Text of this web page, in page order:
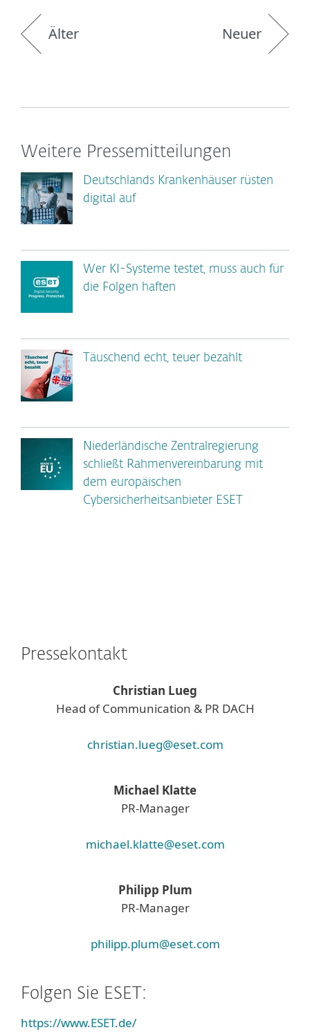
Älter Neuer
Weitere Pressemitteilungen
Deutschlands Krankenhäuser rüsten
digital auf
Wer KI-Systeme testet, muss auch für
die Folgen haften
Täuschend echt, teuer bezahlt
Niederländische Zentralregierung
schließt Rahmenvereinbarung mit
dem europäischen
Cybersicherheitsanbieter ESET
Pressekontakt
Christian Lueg
Head of Communication & PR DACH
christian.lueg@eset.com
Michael Klatte
PR-Manager
michael.klatte@eset.com
Philipp Plum
PR-Manager
philipp.plum@eset.com
Folgen Sie ESET:
https://www.ESET.de/